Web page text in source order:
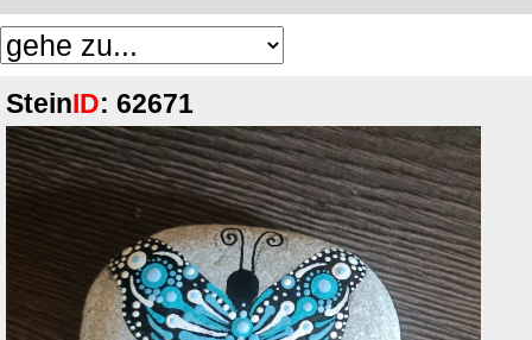
Stein ID: 62671